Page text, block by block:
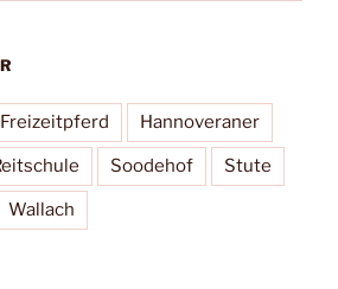
Freizeitpferd Hannoveraner
Soodehof Stute
Wallach